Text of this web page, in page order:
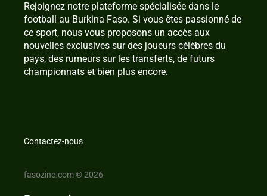
Rejoignez notre plateforme spécialisée dans le
football au Burkina Faso. Si vous êtes passionné de
ce sport, nous vous proposons un accès aux
nouvelles exclusives sur des joueurs célèbres du
pays, des rumeurs sur les transferts, de futurs
championnats et bien plus encore.
Contactez-nous
fasozine.com © 2026